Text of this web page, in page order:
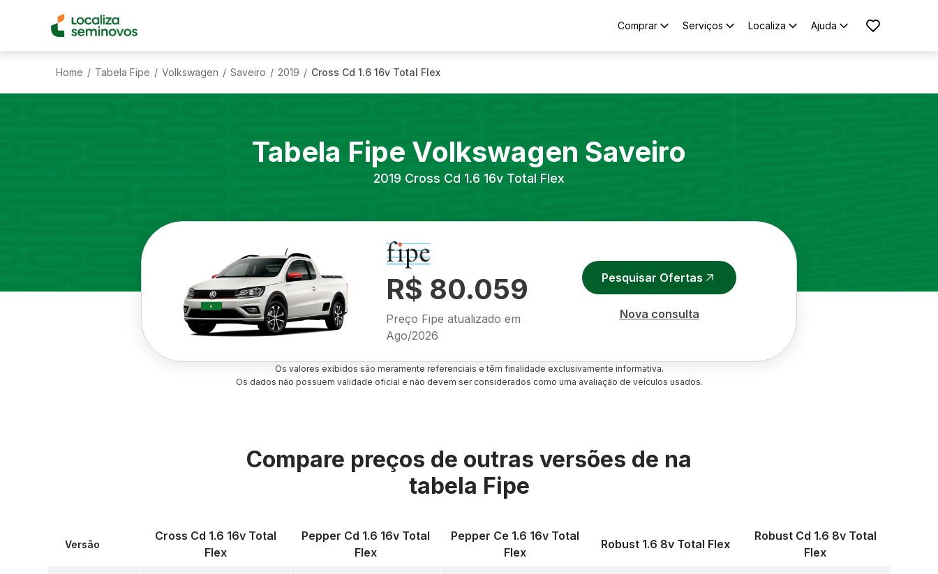
Comprar Serviços Localiza Ajuda
Home / Tabela Fipe / Volkswagen / Saveiro / 2019 / Cross Cd 1.6 16v Total Flex
Tabela Fipe Volkswagen Saveiro
2019 Cross Cd 1.6 16v Total Flex
R$ 80.059
Preço Fipe atualizado em
Ago/2026
Pesquisar Ofertas
Nova consulta
Os valores exibidos são meramente referenciais e têm finalidade exclusivamente informativa.
Os dados não possuem validade oficial e não devem ser considerados como uma avaliação de veículos usados.
Compare preços de outras versões de na
tabela Fipe
Versão
Cross Cd 1.6 16v Total
Flex
Pepper Cd 1.6 16v Total
Flex
Pepper Ce 1.6 16v Total
Flex
Robust 1.6 8v Total Flex
Robust Cd 1.6 8v Total
Flex